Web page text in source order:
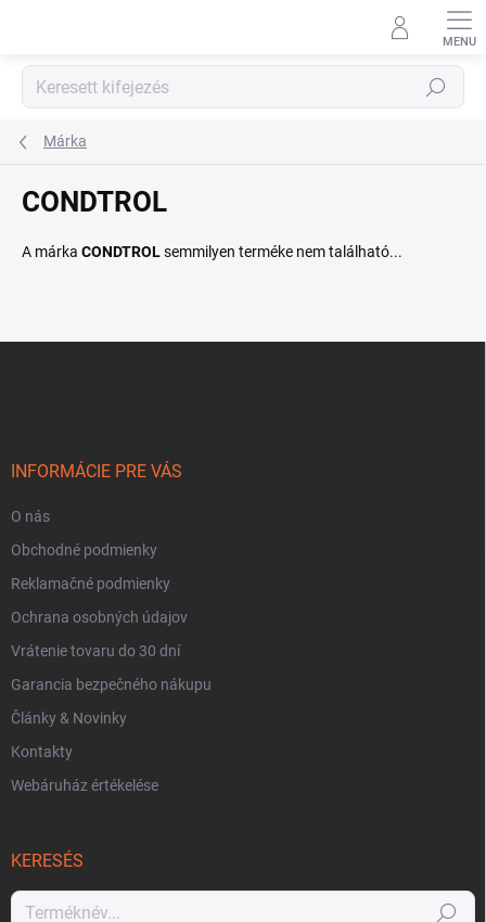
tartalomhoz
Keresés
Márka
CONDTROL
A márka CONDTROLsemmilyen terméke nem található...
INFORMÁCIE PRE VÁS
O nás
Obchodné podmienky
Reklamačné podmienky
Ochrana osobných údajov
Vrátenie tovaru do 30 dní
Garancia bezpečného nákupu
Články & Novinky
Kontakty
Webáruház értékelése
KERESÉS
Keresés